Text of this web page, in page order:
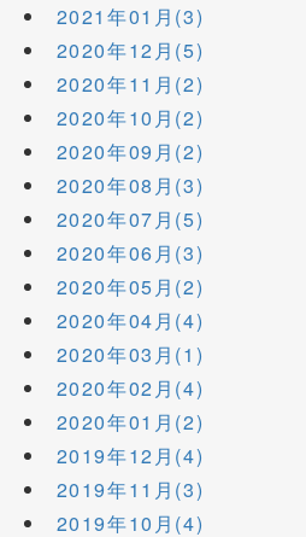
2021年01月(3)
2020年12月(5)
2020年11月(2)
2020年10月(2)
2020年09月(2)
2020年08月(3)
2020年07月(5)
2020年06月(3)
2020年05月(2)
2020年04月(4)
2020年03月(1)
2020年02月(4)
2020年01月(2)
2019年12月(4)
2019年11月(3)
2019年10月(4)